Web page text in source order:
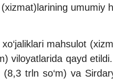
umumiy
mahsulot
viloyatlarida qayd
(8,3 trln so‘m) va